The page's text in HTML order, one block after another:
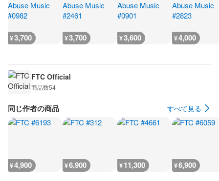
¥3,700 ¥3,700 ¥3,600 ¥4,000
FTC Official
商品数54
同じ作者の商品 すべて見る
¥4,900 ¥6,900 ¥11,300 ¥6,900